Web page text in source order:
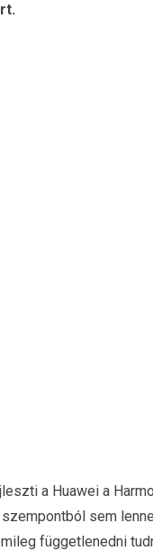
a Huawei a
sem
függetlenedni